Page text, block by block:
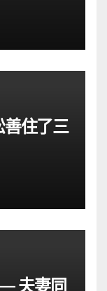
住了三
夫妻同